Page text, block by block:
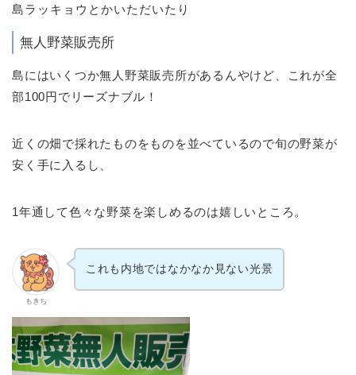
島ラッキョウとかいただいたり
無人野菜販売所
島にはいくつか無人野菜販売所があるんやけど、これが全
部100円でリーズナブル！
近くの畑で採れたものをものを並べているので旬の野菜が
安く手に入るし、
1年通して色々な野菜を楽しめるのは嬉しいところ。
もきち
これも内地ではなかなか見ない光景